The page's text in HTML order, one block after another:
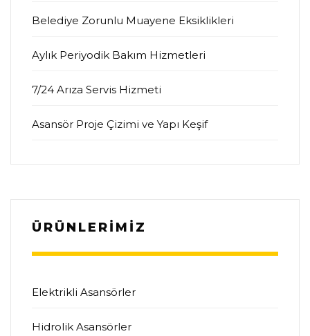
Belediye Zorunlu Muayene Eksiklikleri
Aylık Periyodik Bakım Hizmetleri
7/24 Arıza Servis Hizmeti
Asansör Proje Çizimi ve Yapı Keşif
ÜRÜNLERİMİZ
Elektrikli Asansörler
Hidrolik Asansörler